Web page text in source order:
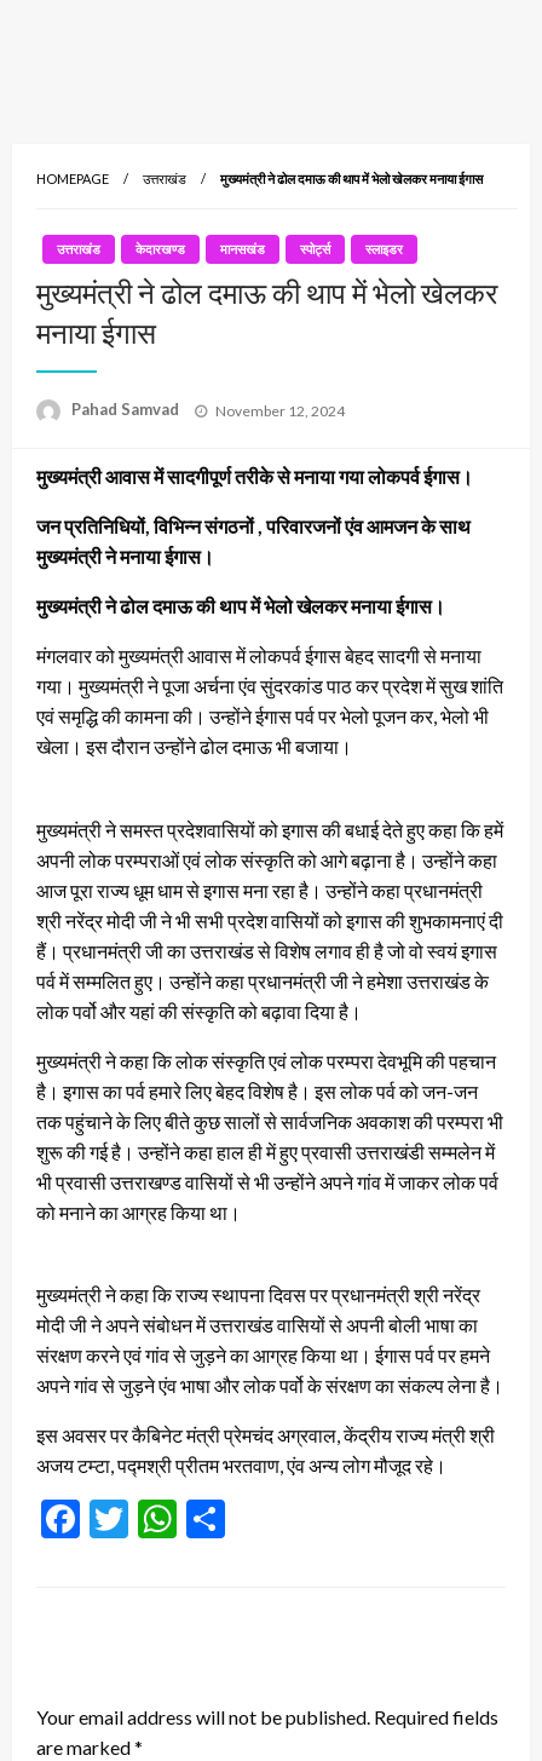
HOMEPAGE उत्तराखंड मुख्यमंत्री ने ढोल दमाऊ की थाप में भेलो खेलकर मनाया ईगास
उत्तराखंड केदारखण्ड मानसखंड स्पोर्ट्स स्लाइडर
मुख्यमंत्री ने ढोल दमाऊ की थाप में भेलो खेलकर
मनाया ईगास
Pahad Samvad
Posted
November 12, 2024
मुख्यमंत्री आवास में सादगीपूर्ण तरीके से मनाया गया लोकपर्व ईगास।
जन प्रतिनिधियों, विभिन्न संगठनों , परिवारजनों एंव आमजन के साथ
मुख्यमंत्री ने मनाया ईगास।
मुख्यमंत्री ने ढोल दमाऊ की थाप में भेलो खेलकर मनाया ईगास।
मंगलवार को मुख्यमंत्री आवास में लोकपर्व ईगास बेहद सादगी से मनाया
गया। मुख्यमंत्री ने पूजा अर्चना एंव सुंदरकांड पाठ कर प्रदेश में सुख शांति
एवं समृद्धि की कामना की। उन्होंने ईगास पर्व पर भेलो पूजन कर, भेलो भी
खेला। इस दौरान उन्होंने ढोल दमाऊ भी बजाया।
मुख्यमंत्री ने समस्त प्रदेशवासियों को इगास की बधाई देते हुए कहा कि हमें
अपनी लोक परम्पराओं एवं लोक संस्कृति को आगे बढ़ाना है। उन्होंने कहा
आज पूरा राज्य धूम धाम से इगास मना रहा है। उन्होंने कहा प्रधानमंत्री
श्री नरेंद्र मोदी जी ने भी सभी प्रदेश वासियों को इगास की शुभकामनाएं दी
हैं। प्रधानमंत्री जी का उत्तराखंड से विशेष लगाव ही है जो वो स्वयं इगास
पर्व में सम्मलित हुए। उन्होंने कहा प्रधानमंत्री जी ने हमेशा उत्तराखंड के
लोक पर्वो और यहां की संस्कृति को बढ़ावा दिया है।
मुख्यमंत्री ने कहा कि लोक संस्कृति एवं लोक परम्परा देवभूमि की पहचान
है। इगास का पर्व हमारे लिए बेहद विशेष है। इस लोक पर्व को जन-जन
तक पहुंचाने के लिए बीते कुछ सालों से सार्वजनिक अवकाश की परम्परा भी
शुरू की गई है। उन्होंने कहा हाल ही में हुए प्रवासी उत्तराखंडी सम्मलेन में
भी प्रवासी उत्तराखण्ड वासियों से भी उन्होंने अपने गांव में जाकर लोक पर्व
को मनाने का आग्रह किया था।
मुख्यमंत्री ने कहा कि राज्य स्थापना दिवस पर प्रधानमंत्री श्री नरेंद्र
मोदी जी ने अपने संबोधन में उत्तराखंड वासियों से अपनी बोली भाषा का
संरक्षण करने एवं गांव से जुड़ने का आग्रह किया था। ईगास पर्व पर हमने
अपने गांव से जुड़ने एंव भाषा और लोक पर्वो के संरक्षण का संकल्प लेना है।
इस अवसर पर कैबिनेट मंत्री प्रेमचंद अग्रवाल, केंद्रीय राज्य मंत्री श्री
अजय टम्टा, पद्मश्री प्रीतम भरतवाण, एंव अन्य लोग मौजूद रहे।
Facebook
TwitterWhatsApp
Your email address will not be published. Required fields
are marked*